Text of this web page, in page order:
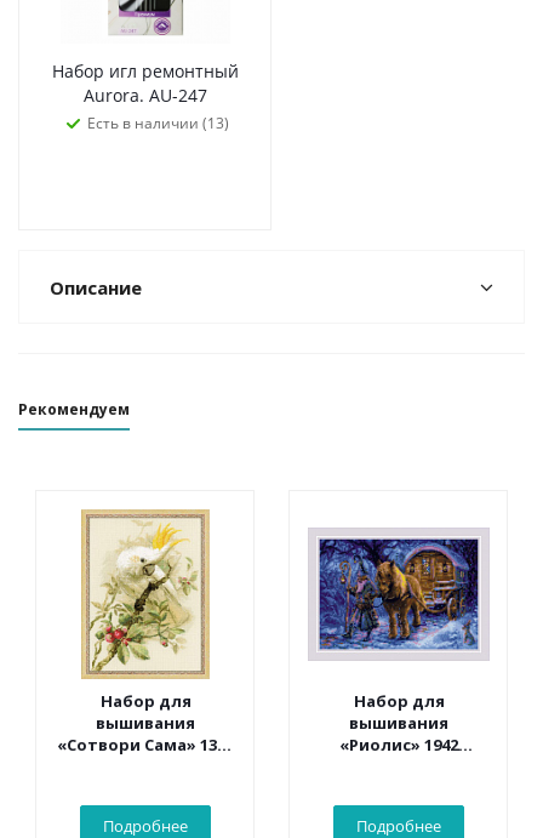
Набор игл ремонтный
Aurora. AU-247
Есть в наличии (13)
Описание
Рекомендуем
Набор для
вышивания
«Сотвори Сама» 1362
Подробнее
Набор для
вышивания
«Риолис» 1942
Подробнее